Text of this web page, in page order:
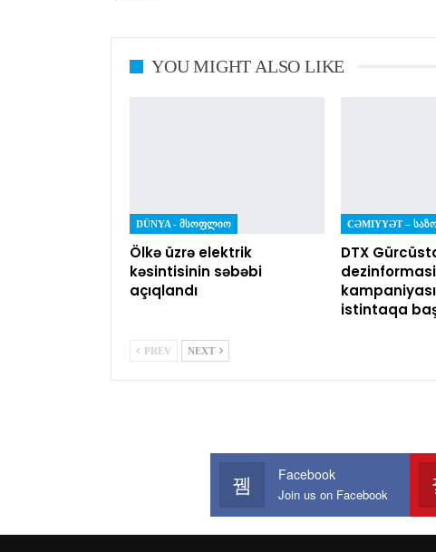
YOU MIGHT ALSO LIKE
DÜNYA - ᲛᲡᲝᲤᲚᲘᲝ
Ölkə üzrə elektrik
kəsintisinin səbəbi
açıqlandı
DTX
istintaqa
PREV NEXT
Facebook
Join us on Facebook